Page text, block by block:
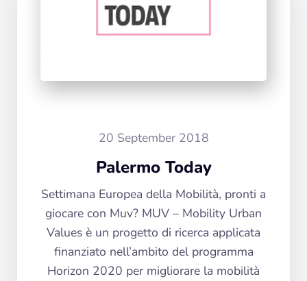
20 September 2018
Palermo Today
Settimana Europea della Mobilità, pronti a
giocare con Muv? MUV – Mobility Urban
Values è un progetto di ricerca applicata
finanziato nell’ambito del programma
Horizon 2020 per migliorare la mobilità